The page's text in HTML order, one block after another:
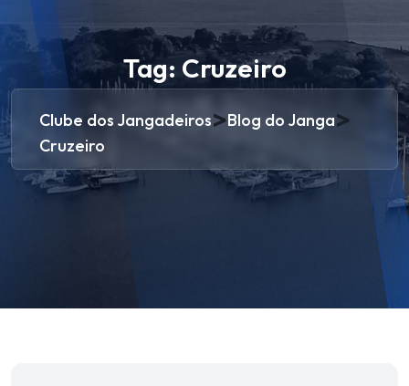
Tag: Cruzeiro
Clube dos Jangadeiros>Blog do Janga>
Cruzeiro